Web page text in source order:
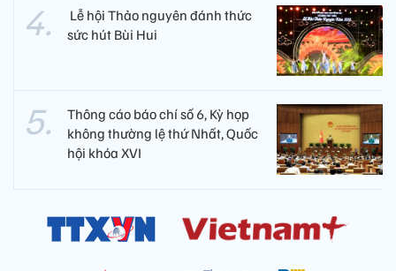
​ Lễ hội Thảo nguyên đánh thức
sức hút Bùi Hui
Thông cáo báo chí số 6, Kỳ họp
không thường lệ thứ Nhất, Quốc
hội khóa XVI